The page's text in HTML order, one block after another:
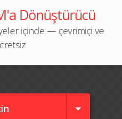
Dönüştürücü
içinde — çevrimiçi ve